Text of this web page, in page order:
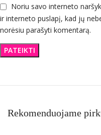
Noriu savo interneto
ir interneto puslapį, kad jų
norėsiu parašyti komentarą.
Rekomenduojame